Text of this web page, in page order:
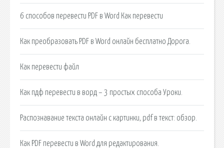
6 способов перевести PDF в Word Как перевести
Как преобразовать PDF в Word онлайн бесплатно Дорога.
Как перевести файл
Как пдф перевести в ворд – 3 простых способа Уроки.
Распознавание текста онлайн с картинки, pdf в текст: обзор.
Как PDF перевести в Word для редактирования.